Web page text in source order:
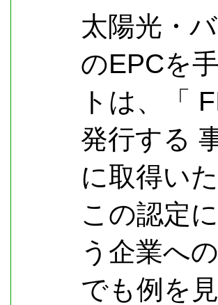
太陽光・
のEPCを
トは、「
発行する
に取得い
この認定
う企業へ
でも例を